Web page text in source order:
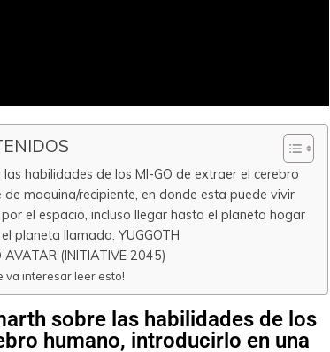
habilidades de los MI-GO de extraer el cerebro
maquina/recipiente, en donde esta puede vivir
el espacio, incluso llegar hasta el planeta hogar
planeta llamado: YUGGOTH
AVATAR (INITIATIVE 2045)
va interesar leer esto!
sobre las habilidades de los
humano, introducirlo en una